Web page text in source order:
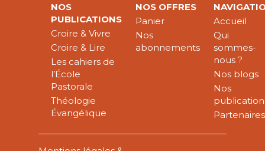
NOS
PUBLICATIONS
Croire & Vivre
Croire & Lire
Les cahiers de
l’École
Pastorale
Théologie
Évangélique
NOS OFFRES
Panier
Nos
abonnements
Accueil
Qui
sommes-
nous ?
Nos blogs
Nos
Partenaires